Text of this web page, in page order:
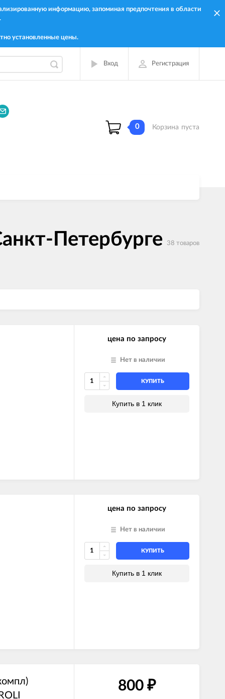
информацию, запоминая предпочтения в области
установленные цены.
Вход Регистрация
0 Корзина пуста
Петербурге 38 товаров
цена по запросу
Нет в наличии
КУПИТЬ
Купить в 1 клик
цена по запросу
Нет в наличии
КУПИТЬ
Купить в 1 клик
800 ₽